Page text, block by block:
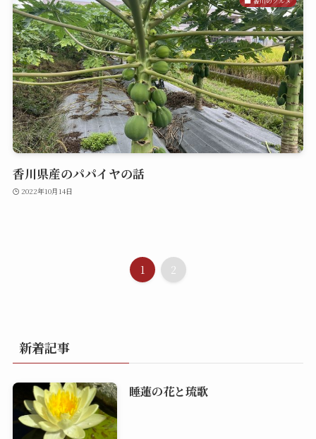
香川県産のパパイヤの話
2022年10月14日
1 2
新着記事
睡蓮の花と琉歌